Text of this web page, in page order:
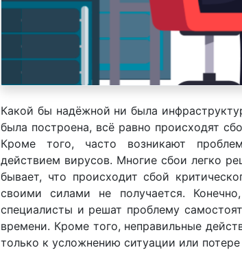
Какой бы надёжной ни была
была построена, всё равно происходят
Кроме того, часто возникают
действием вирусов. Многие сбои легко
бывает, что происходит сбой
своими силами не получается.
специалисты и решат проблему
времени. Кроме того, неправильные
только к усложнению ситуации или